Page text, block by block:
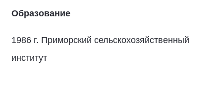
Образование
1986 г. Приморский сельскохозяйственный
институт